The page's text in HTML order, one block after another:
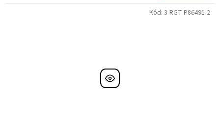
Kód: 3-RGT-P86491-2